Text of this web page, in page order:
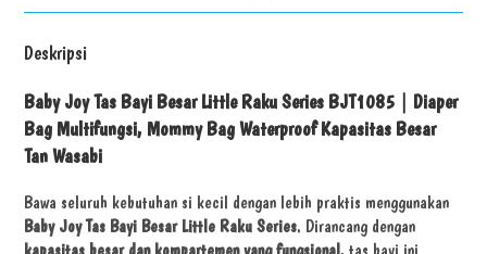
Deskripsi
Baby Joy Tas Bayi Besar Little Raku Series BJT1085 | Diaper
Bag Multifungsi, Mommy Bag Waterproof Kapasitas Besar
Tan Wasabi
Bawa seluruh kebutuhan si kecil dengan lebih praktis menggunakan
Baby Joy Tas Bayi Besar Little Raku Series. Dirancang dengan